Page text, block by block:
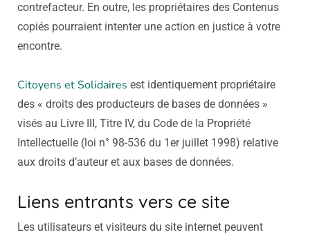
contrefacteur. En outre, les propriétaires des Contenus
copiés pourraient intenter une action en justice à votre
encontre.
Citoyens et Solidaires est identiquement propriétaire
des « droits des producteurs de bases de données »
visés au Livre III, Titre IV, du Code de la Propriété
Intellectuelle (loi n° 98-536 du 1er juillet 1998) relative
aux droits d’auteur et aux bases de données.
Liens entrants vers ce site
Les utilisateurs et visiteurs du site internet peuvent